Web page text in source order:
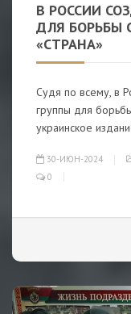
В РОССИИ
ДЛЯ БОРЬБЫ
«СТРАНА»
Судя по всему, в
группы для
украинское
30-ИЮН-2024
0